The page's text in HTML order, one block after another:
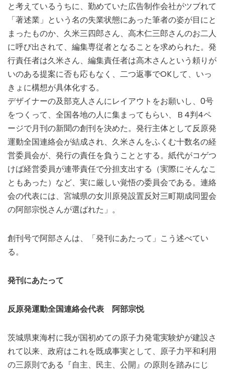
と考えているうちに、勤めていた広告制作会社がツブれて
「著述業」という名の失業状態にあった筆者の姿が目にと
まったものか、久米三四郎さん、高木仁三郎さんのお二人
に呼び出されて、編集専従者となることを求められた。発
行責任者は久米さん、編集責任者は高木さんという頼りが
いのある提案に否も応もなく、二つ返事でOKして、いっ
きょに構想が具体化する。
デザイナーの及部克人さんにレイアウトをお願いし、0号
をつくって、全国各地の人に集まってもらい、Ｂ4判4ペ
ージで月刊の新聞の創刊を決めた。発行主体として反原発
運動全国連絡会が結成され、久米さんをふくむ十数名の経
営委員会が、発行の責任を負うこととする。紙代がコゲつ
けば経営委員が連帯責任で分担支出する（実際にそんなこ
ともあった）など、実に厳しい覚悟の委員会である。連絡
会の代表には、宮城県の女川原発設置反対三町期成同盟会
の阿部宗悦さんが選ばれた」。
創刊号で阿部さんは、「発刊にあたって」こう述べてい
る。
発刊にあたって
反原発運動全国連絡会代表 阿部宗悦
茨城県東海村に我が国初めての原子力発電実験炉が建設さ
れて以来、政府はこれを既成事実として、原子力平和利用
の三原則である『自主、民主、公開』の原則を踏みにじ